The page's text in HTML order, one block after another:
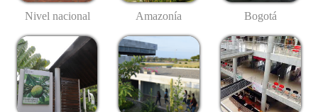
Nivel nacional Amazonía Bogotá